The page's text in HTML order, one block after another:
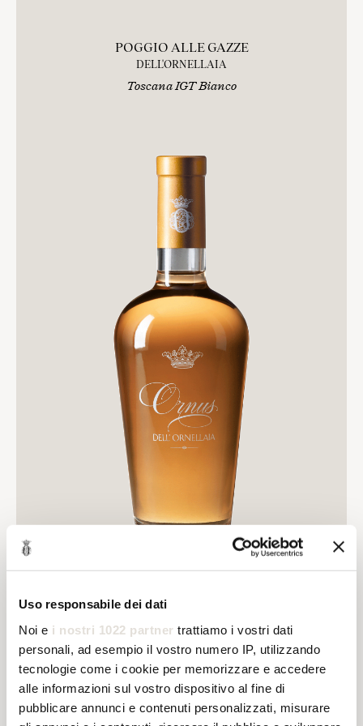
Uso responsabile dei dati
Noi e i nostri 1022 partner trattiamo i vostri dati
personali, ad esempio il vostro numero IP, utilizzando
tecnologie come i cookie per memorizzare e accedere
alle informazioni sul vostro dispositivo al fine di
pubblicare annunci e contenuti personalizzati, misurare
POGGIO ALLE GAZZE
DELL'ORNELLAIA
Toscana IGT Bianco
ORNUS
DELL'ORNELLAIA
Toscana IGT Bianco